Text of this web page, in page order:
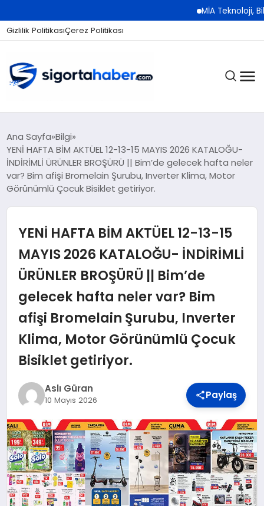
MİA Teknoloji, Bilişim 500
Gizlilik PolitikasıÇerez Politikası
SIGORTA
BES / HAYAT
DÜNYA
BILIM VE TEKNOLOJI
OTOMOBIL
KÜNYE
İLETIŞIM
Ana Sayfa Bilgi
YENİ HAFTA BİM AKTÜEL 12-13-15 MAYIS 2026 KATALOĞU-
İNDİRİMLİ ÜRÜNLER BROŞÜRÜ || Bim’de gelecek hafta neler
var? Bim afişi Bromelain Şurubu, Inverter Klima, Motor
Görünümlü Çocuk Bisiklet getiriyor.
YENİ HAFTA BİM AKTÜEL 12-13-15
MAYIS 2026 KATALOĞU- İNDİRİMLİ
ÜRÜNLER BROŞÜRÜ || Bim’de
gelecek hafta neler var? Bim
afişi Bromelain Şurubu, Inverter
Klima, Motor Görünümlü Çocuk
Bisiklet getiriyor.
Aslı Güran
10 Mayıs 2026 Paylaş